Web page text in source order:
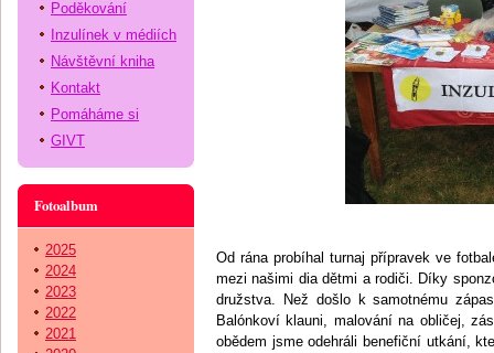
Od rána probíhal turnaj přípravek ve
mezi našimi dia dětmi a rodiči. Díky
družstva. Než došlo k samotnému
Balónkoví klauni, malování na obličej,
obědem jsme odehráli benefiční utkání,
Poděkování
Inzulínek v médiích
Návštěvní kniha
Kontakt
Pomáháme si
GIVT
Fotoalbum
2025
2024
2023
2022
2021